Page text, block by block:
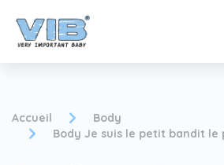
Accueil
Body
Body Je suis le petit bandit le